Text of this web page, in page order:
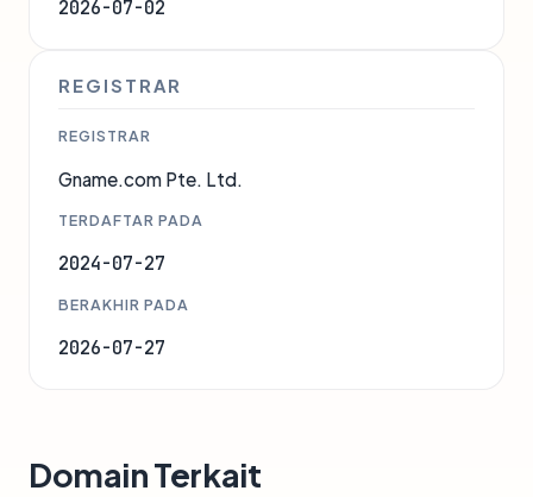
2026-07-02
REGISTRAR
REGISTRAR
Gname.com Pte. Ltd.
TERDAFTAR PADA
2024-07-27
BERAKHIR PADA
2026-07-27
Domain Terkait